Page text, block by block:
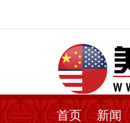
首页 新闻